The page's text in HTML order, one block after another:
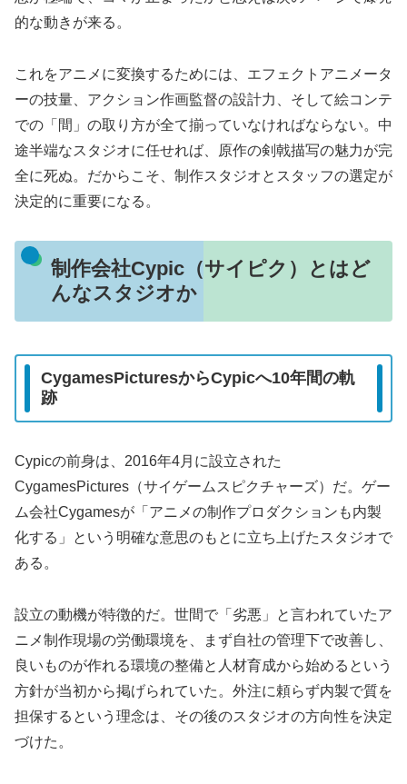
的な動きが来る。
これをアニメに変換するためには、エフェクトアニメータ
ーの技量、アクション作画監督の設計力、そして絵コンテ
での「間」の取り方が全て揃っていなければならない。中
途半端なスタジオに任せれば、原作の剣戟描写の魅力が完
全に死ぬ。だからこそ、制作スタジオとスタッフの選定が
決定的に重要になる。
制作会社Cypic（サイピク）とはど
んなスタジオか
CygamesPicturesからCypicへ10年間の軌
跡
Cypicの前身は、2016年4月に設立された
CygamesPictures（サイゲームスピクチャーズ）だ。ゲー
ム会社Cygamesが「アニメの制作プロダクションも内製
化する」という明確な意思のもとに立ち上げたスタジオで
ある。
設立の動機が特徴的だ。世間で「劣悪」と言われていたア
ニメ制作現場の労働環境を、まず自社の管理下で改善し、
良いものが作れる環境の整備と人材育成から始めるという
方針が当初から掲げられていた。外注に頼らず内製で質を
担保するという理念は、その後のスタジオの方向性を決定
づけた。